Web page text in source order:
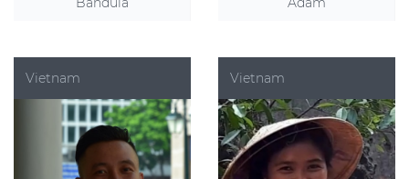
Vietnam Vietnam